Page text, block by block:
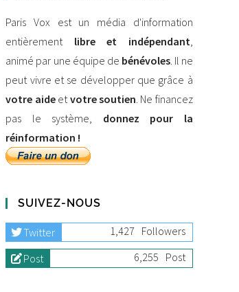
Paris Vox est un média d'information
entièrement libre et indépendant,
animé par une équipe de bénévoles. Il ne
peut vivre et se développer que grâce à
votre aideetvotre soutien. Ne financez
pas le système, donnez pour la
réinformation !
SUIVEZ-NOUS
Twitter 1,427 Followers
Post
6,255 Post